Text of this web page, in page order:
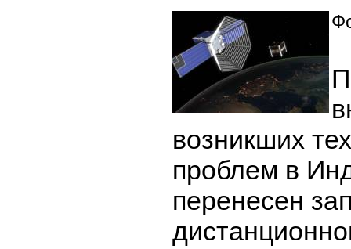
возникших
проблем в
перенесен